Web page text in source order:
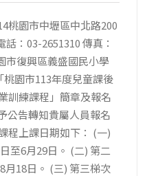
桃園市中壢區中北路200
：03-2651310 傳真：
市復興區義盛國民小學
園市113年度兒童課後
訓練課程」簡章及報名
公告轉知貴屬人員報名
程上課日期如下： (一)
至6月29日。 (二) 第二
18日。 (三) 第三梯次